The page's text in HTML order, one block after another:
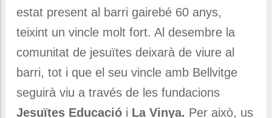
estat present al barri gairebé 60 anys,
teixint un vincle molt fort. Al desembre la
comunitat de jesuïtes deixarà de viure al
barri, tot i que el seu vincle amb Bellvitge
seguirà viu a través de les fundacions
Jesuïtes Educació i La Vinya. Per això, us